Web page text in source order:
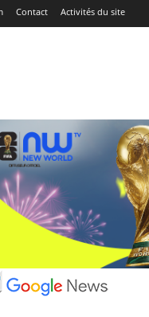
Contact Activités du site